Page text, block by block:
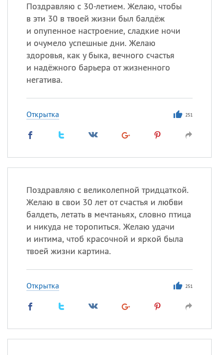
Поздравляю с 30-летием. Желаю, чтобы
в эти 30 в твоей жизни был балдёж
и опупенное настроение, сладкие ночи
и очумело успешные дни. Желаю
здоровья, как у быка, вечного счастья
и надёжного барьера от жизненного
негатива.
Открытка 251
Поздравляю с великолепной тридцаткой.
Желаю в свои 30 лет от счастья и любви
балдеть, летать в мечтаньях, словно птица
и никуда не торопиться. Желаю удачи
и интима, чтоб красочной и яркой была
твоей жизни картина.
Открытка 251